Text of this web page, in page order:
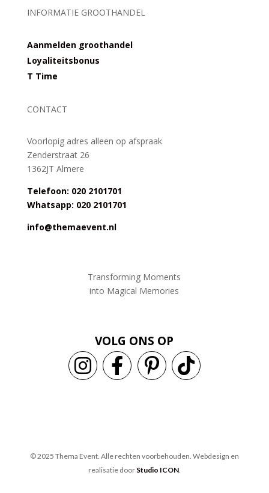
INFORMATIE GROOTHANDEL
Aanmelden groothandel
Loyaliteitsbonus
T Time
CONTACT
Voorlopig adres alleen op afspraak
Zenderstraat 26
1362JT Almere
Telefoon: 020 2101701
Whatsapp: 020 2101701
info@themaevent.nl
Transforming Moments
into Magical Memories
VOLG ONS OP
© 2025 Thema Event. Alle rechten voorbehouden. Webdesign en
realisatie door Studio ICON.